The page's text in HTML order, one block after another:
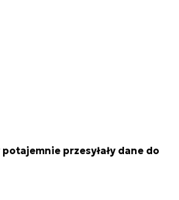
potajemnie przesyłały dane do